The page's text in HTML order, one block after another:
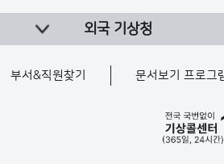
외국 기상청
부서&직원찾기 문서보기 프로그